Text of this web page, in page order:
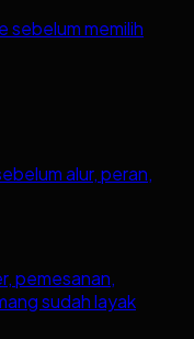
sebelum memilih
alur, peran,
pemesanan,
sudah layak